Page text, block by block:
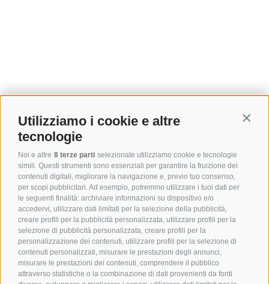
Utilizziamo i cookie e altre
tecnologie
Noi e altre 8 terze parti selezionate utilizziamo cookie e tecnologie
simili. Questi strumenti sono essenziali per garantire la fruizione dei
contenuti digitali, migliorare la navigazione e, previo tuo consenso,
per scopi pubblicitari. Ad esempio, potremmo utilizzare i tuoi dati per
le seguenti finalità: archiviare informazioni su dispositivo e/o
accedervi, utilizzare dati limitati per la selezione della pubblicità,
creare profili per la pubblicità personalizzata, utilizzare profili per la
selezione di pubblicità personalizzata, creare profili per la
personalizzazione dei contenuti, utilizzare profili per la selezione di
contenuti personalizzati, misurare le prestazioni degli annunci,
misurare le prestazioni dei contenuti, comprendere il pubblico
attraverso statistiche o la combinazione di dati provenienti da fonti